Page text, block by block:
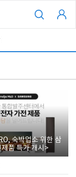
숙박업소 위한 삼
품 특가 개시>